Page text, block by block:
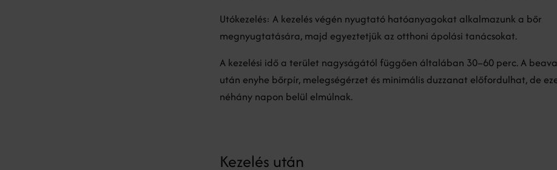
Utókezelés: A kezelés végén nyugtató hatóanyagokat alkalmazunk a bőr
megnyugtatására, majd egyeztetjük az otthoni ápolási tanácsokat.
A kezelési idő a terület nagyságától függően általában 30–60 perc. A
után enyhe bőrpír, melegségérzet és minimális duzzanat előfordulhat, de
néhány napon belül elmúlnak.
Kezelés után